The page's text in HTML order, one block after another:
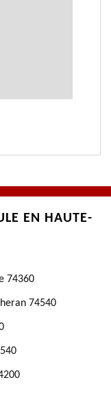
EN HAUTE-
74360
74540